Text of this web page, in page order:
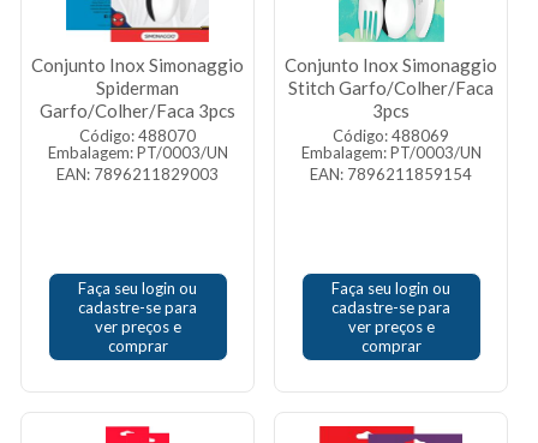
Conjunto Inox Simonaggio
Spiderman
Garfo/Colher/Faca 3pcs
Código: 488070
Embalagem: PT/0003/UN
EAN: 7896211829003
Faça seu login ou
cadastre-se para
ver preços e
comprar
Conjunto Inox Simonaggio
Stitch Garfo/Colher/Faca
3pcs
Código: 488069
Embalagem: PT/0003/UN
EAN: 7896211859154
Faça seu login ou
cadastre-se para
ver preços e
comprar